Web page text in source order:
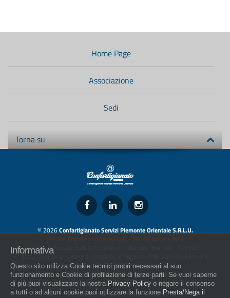
Home Page
Associazione
Sedi
Torna su
© 2026Confartigianato Servizi Piemonte Orientale S.R.L.U.
Capitale Sociale: 526.000,00 € i.v. - Numero REA: NO - 173322
Codice fiscale e numero di iscrizione al Registro delle Imprese di Novara
01436930034
artigiani.it è registrato nel Registro della Stampa Periodica con il nr. 562
con Decreto del Presidente del Tribunale di Novara del 07/03/13
Direttore Responsabile: Amleto Impaloni
Informativa
Questo sito utilizza Cookie tecnici propri necessari al suo
funzionamento e Cookie di profilazione di terze parti. Se vuoi saperne
di più puoi visualizzare la nostra Privacy Policy o negare il consenso
a tutti o ad alcuni cookie puoi utilizzare la funzione Presta/Nega il